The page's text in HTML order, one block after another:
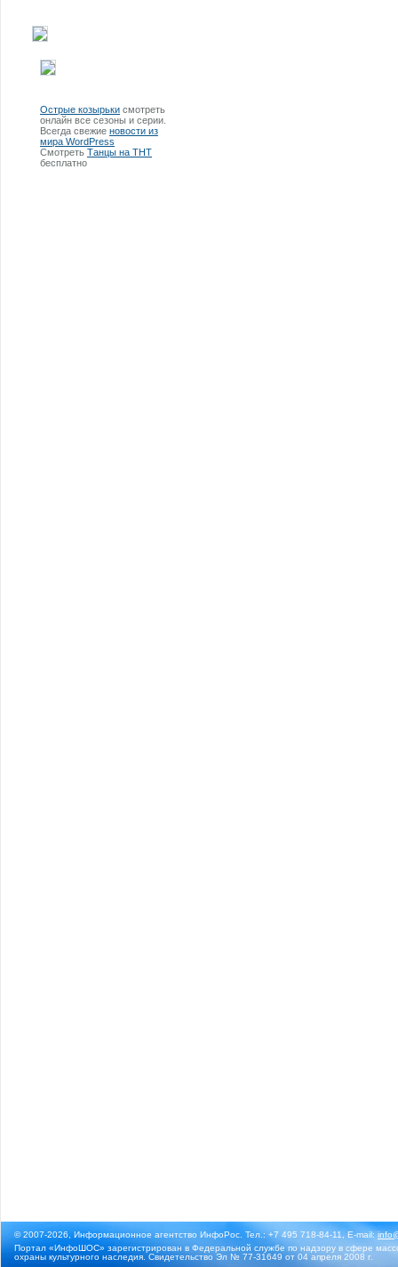
Острые козырьки смотреть
онлайн все сезоны и серии.
Всегда свежие новости из
мира WordPress
Смотреть Танцы на ТНТ
бесплатно
© 2007-2026, Информационное агентство ИнфоРос. Тел.: +7 495 718-84-11, E-mail:
Портал «ИнфоШОС» зарегистрирован в Федеральной службе по надзору в сфере
охраны культурного наследия. Свидетельство Эл № 77-31649 от 04 апреля 2008 г.